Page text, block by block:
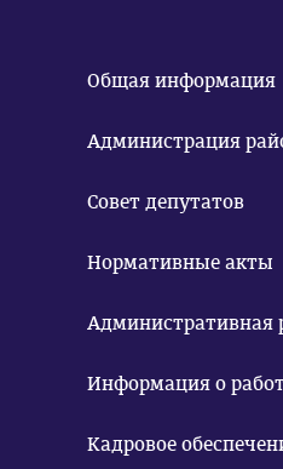
Общая информация
Администрация
Совет депутатов
Нормативные акты
Административная
Информация о
Кадровое